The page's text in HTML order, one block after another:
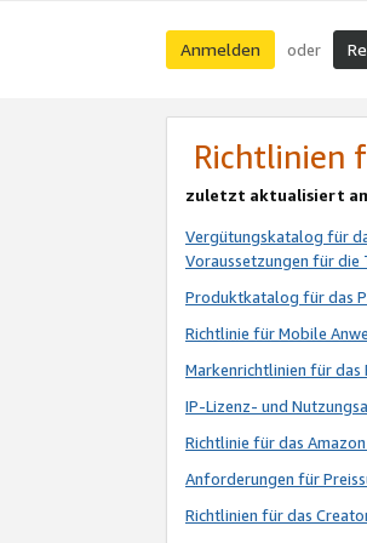
Anmelden oder
Richtlinien
zuletzt aktualisiert
Vergütungskatalog für
Voraussetzungen für die
Produktkatalog für das
Richtlinie für Mobile
Markenrichtlinien für
IP-Lizenz- und
Richtlinie für das
Anforderungen für
Richtlinien für das